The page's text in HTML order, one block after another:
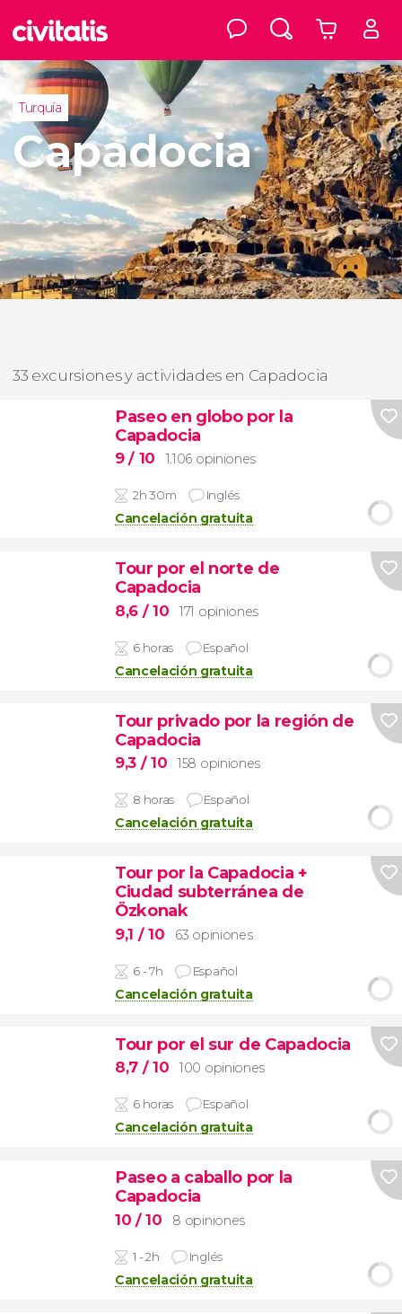
Turquía
Capadocia
33 excursiones y actividades en Capadocia
Paseo en globo por la
Capadocia
9/ 10 1.106 opiniones
2h 30m Inglés
Cancelación gratuita
Tour por el norte de
Capadocia
8,6 / 10 171 opiniones
6 horas Español
Cancelación gratuita
Tour privado por la región de
Capadocia
9,3 / 10 158 opiniones
8 horas Español
Cancelación gratuita
Tour por la Capadocia +
Ciudad subterránea de
Özkonak
9,1 / 10 63 opiniones
6 - 7h Español
Cancelación gratuita
Tour por el sur de Capadocia
8,7 / 10 100 opiniones
6 horas Español
Cancelación gratuita
Paseo a caballo por la
Capadocia
10 / 10 8 opiniones
1 - 2h Inglés
Cancelación gratuita